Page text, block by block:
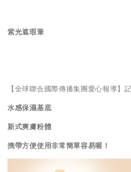
紫光遮瑕筆
【全球聯合國際傳播集團愛心報導】
水感保濕基底
新式爽膚粉體
擕帶方便使用非常簡單容易喔！